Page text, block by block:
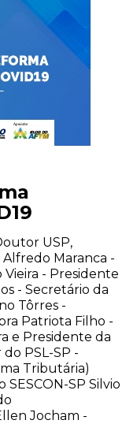
USP,
Maranca -
Vieira - Presidente
- Secretário da
Tôrres -
Patriota Filho -
e Presidente da
PSL-SP -
Tributária)
SP Silvio
Jocham -